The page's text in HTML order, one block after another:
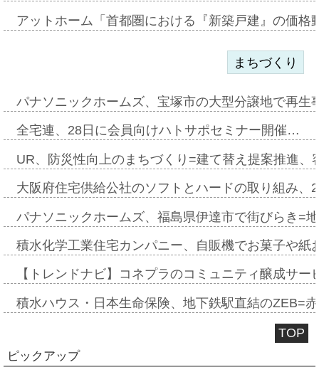
アットホーム「首都圏における『新築戸建』の価
まちづくり
パナソニックホームズ、宝塚市の大型分譲地で再
全宅連、28日に会員向けハトサポセミナー開催…
UR、防災性向上のまちづくり=建て替え提案推進
大阪府住宅供給公社のソフトとハードの取り組み
パナソニックホームズ、福島県伊達市で街びらき=
積水化学工業住宅カンパニー、自販機でお菓子や
【トレンドナビ】コネプラのコミュニティ醸成サ
積水ハウス・日本生命保険、地下鉄駅直結のZEB=
TOP
ピックアップ